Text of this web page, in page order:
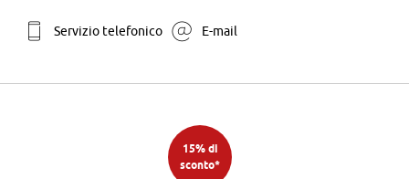
Servizio telefonico E-mail
15% di
sconto*